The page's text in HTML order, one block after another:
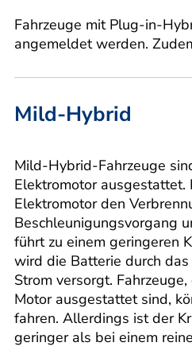
Fahrzeuge mit Plug-in-
angemeldet werden.
Mild-Hybrid
Mild-Hybrid-Fahrzeuge
Elektromotor
Elektromotor den
Beschleunigungsvorgang
führt zu einem geringeren
wird die Batterie durch
Strom versorgt.
Motor ausgestattet sind,
fahren. Allerdings ist der
geringer als bei einem